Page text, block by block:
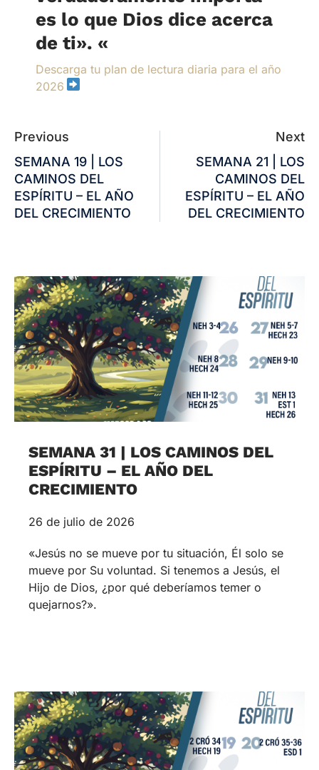
es lo que Dios dice acerca
de ti». «
Descarga tu plan de lectura diaria para el año
2026
Previous
SEMANA 19 | LOS
CAMINOS DEL
ESPÍRITU – EL AÑO
DEL CRECIMIENTO
Next
SEMANA 21 | LOS
CAMINOS DEL
ESPÍRITU – EL AÑO
DEL CRECIMIENTO
SEMANA 31 | LOS CAMINOS DEL
ESPÍRITU – EL AÑO DEL
CRECIMIENTO
26 de julio de 2026
«Jesús no se mueve por tu situación, Él solo se
mueve por Su voluntad. Si tenemos a Jesús, el
Hijo de Dios, ¿por qué deberíamos temer o
quejarnos?».